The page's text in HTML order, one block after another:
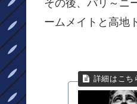
その後、パリ～ニ
ームメイトと高地